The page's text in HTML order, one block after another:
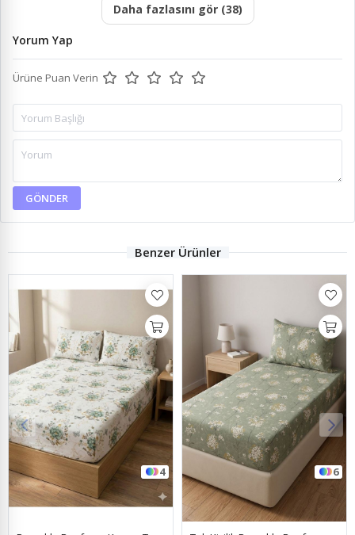
Daha fazlasını gör (38)
Yorum Yap
Ürüne Puan Verin
GÖNDER
Benzer Ürünler
6 16